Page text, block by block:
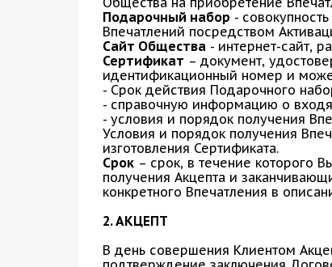
Подарочный набор -
Впечатлений посредством
Сайт Общества - интернет-сайт,
Сертификат – документ,
идентификационный номер и
- Срок действия Подарочного
- справочную информацию о
- условия и порядок получения
Условия и порядок получения
изготовления Сертификата.
Срок – срок, в течение которого
получения Акцепта и
конкретного Впечатления в
2. АКЦЕПТ
В день совершения Клиентом